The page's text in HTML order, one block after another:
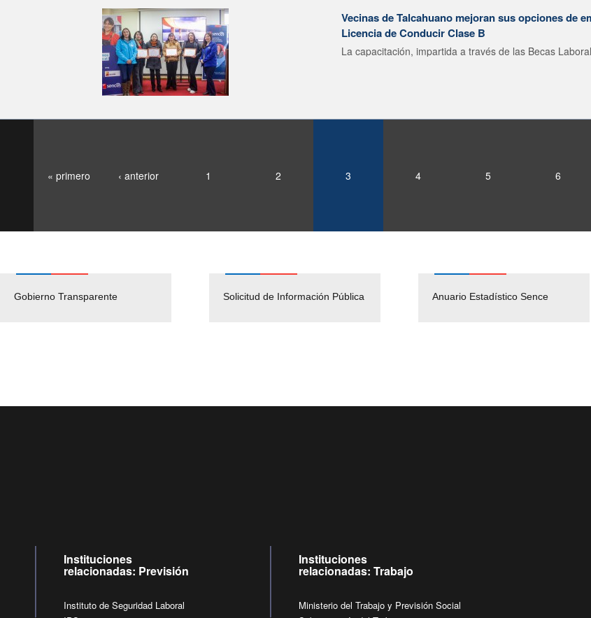
Vecinas de Talcahuano mejoran sus opciones de
Licencia de Conducir Clase B
La capacitación, impartida a través de las Becas
« primero ‹ anterior 1 2 3 4 5 6
Gobierno Transparente Solicitud de Información Pública Anuario Estadístico Sence
Pago Proveedores
Empleos Públicos
Solicitud Audiencias y
Instituciones
relacionadas: Previsión
Instituto de Seguridad Laboral
Instituciones
relacionadas: Trabajo
Ministerio del Trabajo y Previsión Social